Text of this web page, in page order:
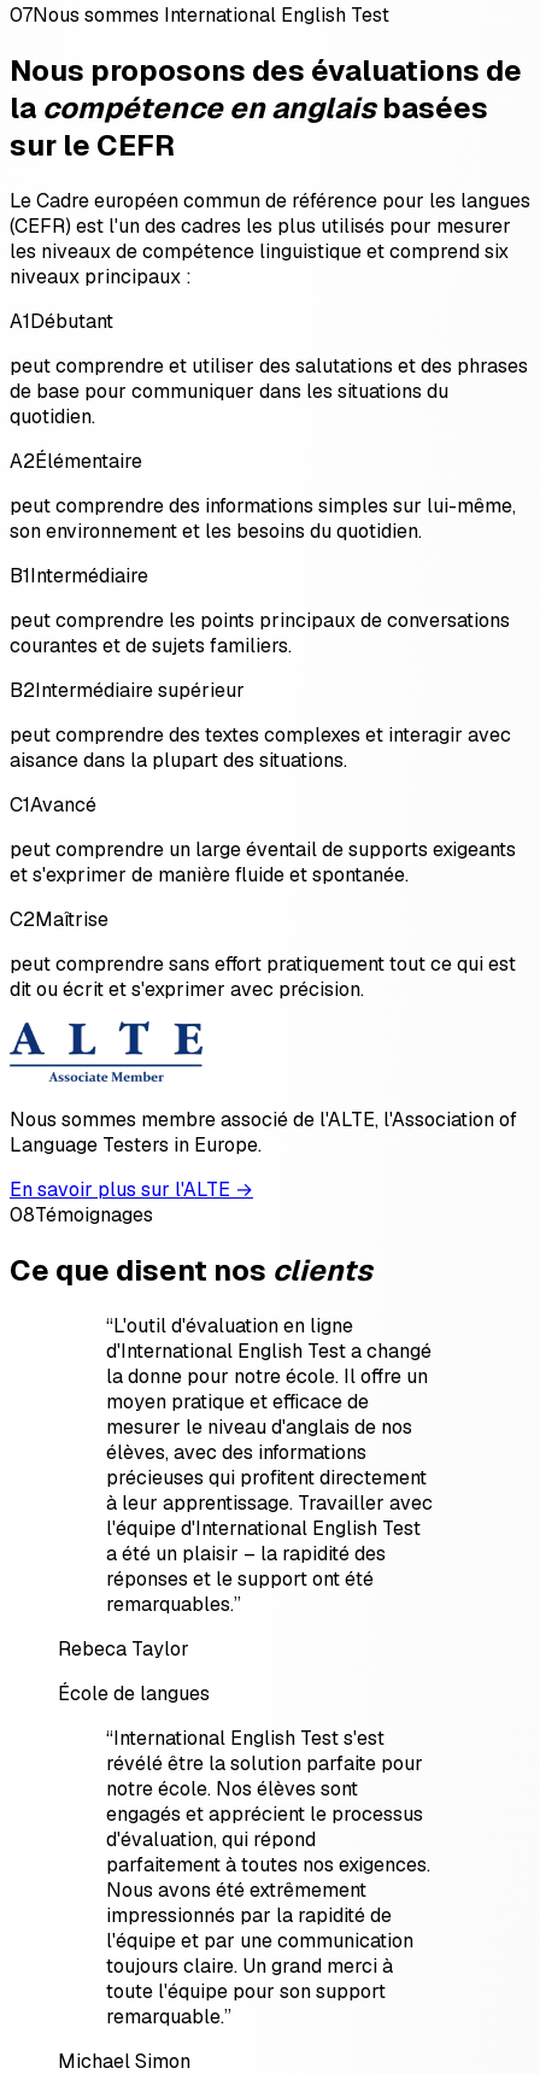
07Nous sommes International English Test
Nous proposons des évaluations de
la compétence en anglais basées
sur le CEFR
Le Cadre européen commun de référence pour les langues
(CEFR) est l'un des cadres les plus utilisés pour mesurer
les niveaux de compétence linguistique et comprend six
niveaux principaux :
A1Débutant
peut comprendre et utiliser des salutations et des phrases
de base pour communiquer dans les situations du
quotidien.
A2Élémentaire
peut comprendre des informations simples sur lui-même,
son environnement et les besoins du quotidien.
B1Intermédiaire
peut comprendre les points principaux de conversations
courantes et de sujets familiers.
B2Intermédiaire supérieur
peut comprendre des textes complexes et interagir avec
aisance dans la plupart des situations.
C1Avancé
peut comprendre un large éventail de supports exigeants
et s'exprimer de manière fluide et spontanée.
C2Maîtrise
peut comprendre sans effort pratiquement tout ce qui est
dit ou écrit et s'exprimer avec précision.
Nous sommes membre associé de l'ALTE, l'Association of
Language Testers in Europe.
En savoir plus sur l'ALTE →
08Témoignages
Ce que disent nos clients
“L'outil d'évaluation en ligne
d'International English Test a changé
la donne pour notre école. Il offre un
moyen pratique et efficace de
mesurer le niveau d'anglais de nos
élèves, avec des informations
précieuses qui profitent directement
à leur apprentissage. Travailler avec
l'équipe d'International English Test
a été un plaisir – la rapidité des
réponses et le support ont été
remarquables.”
Rebeca Taylor
École de langues
“International English Test s'est
révélé être la solution parfaite pour
notre école. Nos élèves sont
engagés et apprécient le processus
d'évaluation, qui répond
parfaitement à toutes nos exigences.
Nous avons été extrêmement
impressionnés par la rapidité de
l'équipe et par une communication
toujours claire. Un grand merci à
toute l'équipe pour son support
remarquable.”
Michael Simon